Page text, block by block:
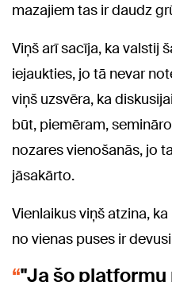
mazajiem tas ir daudz
Viņš arī sacīja, ka valstij
iejaukties, jo tā nevar
viņš uzsvēra, ka
būt, piemēram,
nozares vienošanās, jo
jāsakārto.
Vienlaikus viņš atzina,
no vienas puses ir
"Ja šo